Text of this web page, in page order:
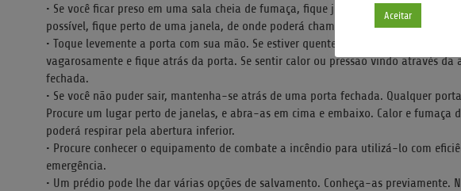
• Se você ficar preso em uma sala cheia de fumaça, fique junto ao piso, onde o ar é
possível, fique perto de uma janela, de onde poderá chamar por socorro.
• Toque levemente a porta com sua mão. Se estiver quente, não abra. Se estiver
vagarosamente e fique atrás da porta. Se sentir calor ou pressão vindo através
fechada.
• Se você não puder sair, mantenha-se atrás de uma porta fechada. Qualquer
Procure um lugar perto de janelas, e abra-as em cima e embaixo. Calor e fumaça
poderá respirar pela abertura inferior.
• Procure conhecer o equipamento de combate a incêndio para utilizá-lo com
emergência.
• Um prédio pode lhe dar várias opções de salvamento. Conheça-as previamente.
Aceitar